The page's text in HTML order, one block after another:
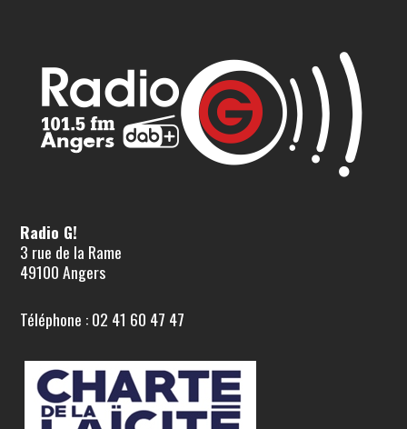
Radio G!
3 rue de la Rame
49100 Angers
Téléphone : 02 41 60 47 47